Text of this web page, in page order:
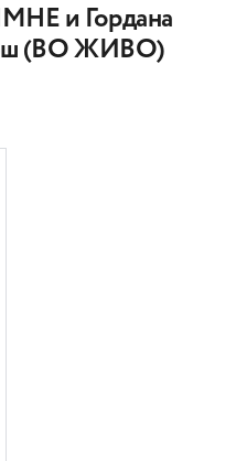
и Гордана
(ВО ЖИВО)